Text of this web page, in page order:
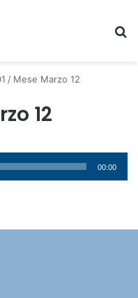
/ Mese Marzo 12
12
00:00